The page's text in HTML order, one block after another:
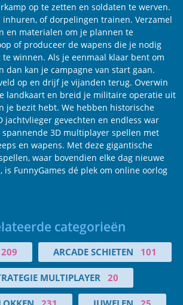
op te zetten en soldaten te werven.
inhuren, of dorpelingen trainen. Verzamel
en materialen om je plannen te
of produceer de wapens die je nodig
winnen. Als je eenmaal klaar bent om
dan kan je campagne van start gaan.
op en drijf je vijanden terug. Overwin
landkaart en breid je militaire operatie uit
je bezit hebt. We hebben historische
jachtvlieger gevechten en endless war
spannende 3D multiplayer spellen met
en wapens. Met deze gigantische
waar bovendien elke dag nieuwe
is FunnyGames dé plek om online oorlog
categorieën
209 ARCADE SCHIETEN 101
MULTIPLAYER 20